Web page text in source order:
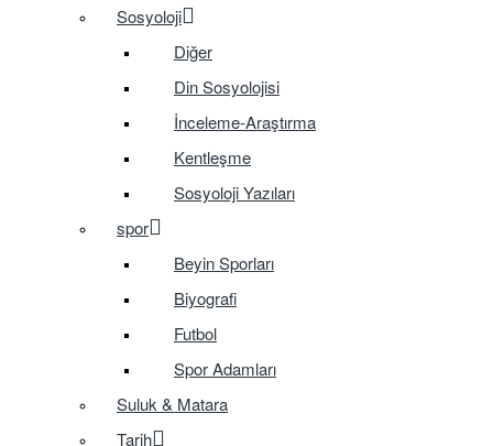
Sosyoloji
Diğer
Din Sosyolojisi
İnceleme-Araştırma
Kentleşme
Sosyoloji Yazıları
spor
Beyin Sporları
Biyografi
Futbol
Spor Adamları
Suluk & Matara
Tarih